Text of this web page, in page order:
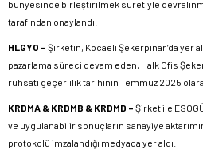
bünyesinde birleştirilmek suretiyle
tarafından onaylandı.
HLGYO – Şirketin, Kocaeli Şekerpınar’da yer
pazarlama süreci devam eden, Halk Ofis
ruhsatı geçerlilik tarihinin Temmuz 2025
KRDMA & KRDMB & KRDMD – Şirket ile
ve uygulanabilir sonuçların sanayiye
protokolü imzalandığı medyada yer aldı.